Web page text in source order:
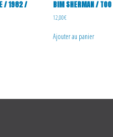
/ 1982 / BIM SHERMAN /
12,00€
Ajouter au panier